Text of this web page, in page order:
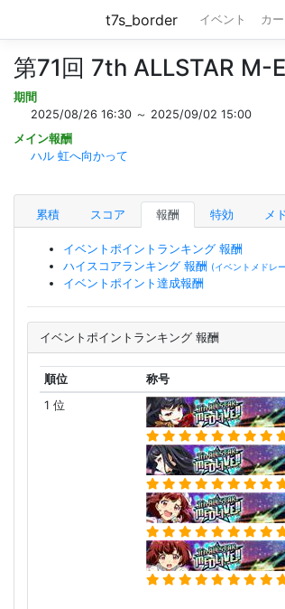
t7s_border イベント カ
第71回 7th ALLSTAR
期間
2025/08/26 16:30 ～ 2025/09/02 15:00
メイン報酬
ハル 虹へ向かって
累積 スコア 報酬 特効 メ
イベントポイントランキング 報酬
ハイスコアランキング 報酬 (イベントメドレ
イベントポイント達成報酬
イベントポイントランキング 報酬
順位 称号
1 位